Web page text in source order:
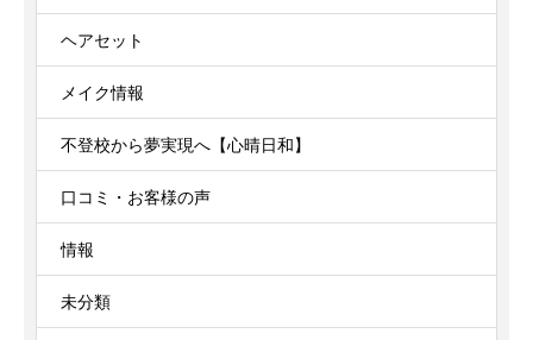
ヘアセット
メイク情報
不登校から夢実現へ【心晴日和】
口コミ・お客様の声
情報
未分類